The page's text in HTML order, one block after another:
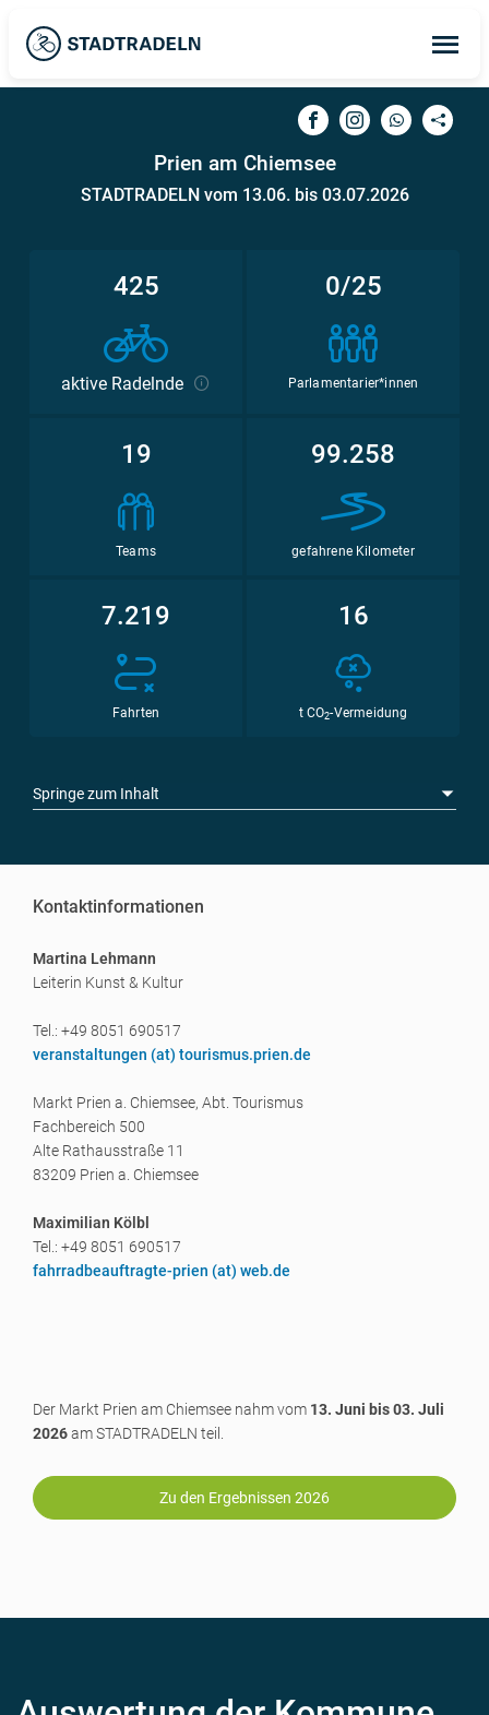
Prien am Chiemsee
STADTRADELN vom 13.06. bis 03.07.2026
425
aktive Radelnde
0/25
Parlamentarier*innen
19
Teams
99.258
gefahrene Kilometer
7.219
Fahrten
16
t CO2-Vermeidung
Springe zum Inhalt
Kontaktinformationen
Martina Lehmann
Leiterin Kunst & Kultur
Tel.: +49 8051 690517
veranstaltungen (at) tourismus.prien.de
Markt Prien a. Chiemsee, Abt. Tourismus
Fachbereich 500
Alte Rathausstraße 11
83209 Prien a. Chiemsee
Maximilian Kölbl
Tel.: +49 8051 690517
fahrradbeauftragte-prien (at) web.de
Der Markt Prien am Chiemsee nahm vom 13. Juni bis 03. Juli
2026am STADTRADELN teil.
Zu den Ergebnissen 2026